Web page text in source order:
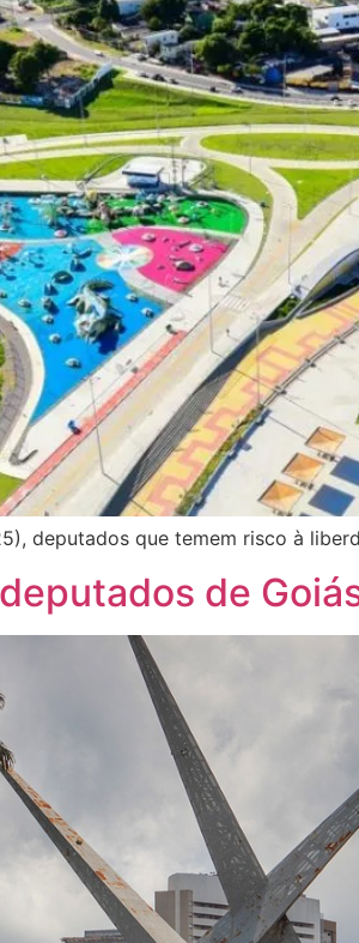
deputados que temem risco à
de